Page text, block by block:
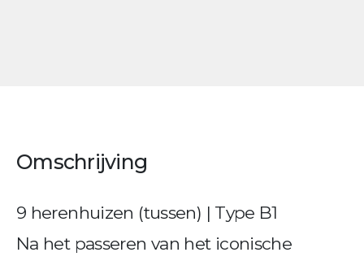
Omschrijving
9 herenhuizen (tussen) | Type B1
Na het passeren van het iconische